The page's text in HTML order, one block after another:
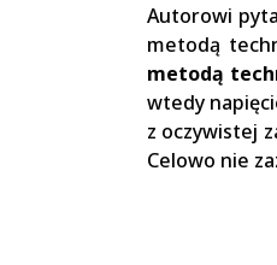
Autorowi
metodą
metodą
wtedy
z oczywistej
Celowo nie